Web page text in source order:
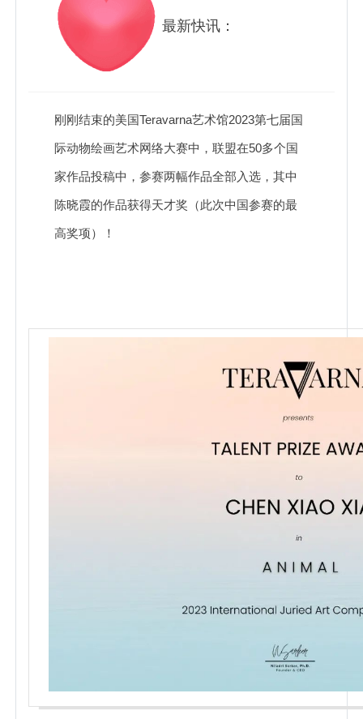
最新快讯：
刚刚结束的美国Teravarna艺术馆2023第七届国
际动物绘画艺术网络大赛中，联盟在50多个国
家作品投稿中，参赛两幅作品全部入选，其中
陈晓霞的作品获得天才奖（此次中国参赛的最
高奖项）！